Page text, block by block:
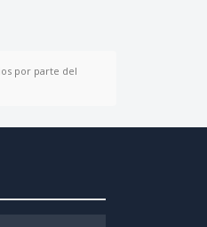
por parte del